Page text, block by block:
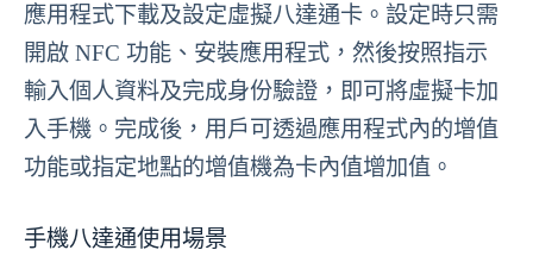
應用程式下載及設定虛擬八達通卡。設定時只需
開啟 NFC 功能、安裝應用程式，然後按照指示
輸入個人資料及完成身份驗證，即可將虛擬卡加
入手機。完成後，用戶可透過應用程式內的增值
功能或指定地點的增值機為卡內值增加值。
手機八達通使用場景